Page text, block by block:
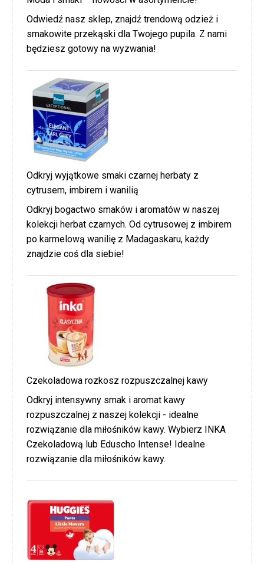
Odwiedź nasz sklep, znajdź trendową odzież i
smakowite przekąski dla Twojego pupila. Z nami
będziesz gotowy na wyzwania!
Odkryj wyjątkowe smaki czarnej herbaty z
cytrusem, imbirem i wanilią
Odkryj bogactwo smaków i aromatów w naszej
kolekcji herbat czarnych. Od cytrusowej z imbirem
po karmelową wanilię z Madagaskaru, każdy
znajdzie coś dla siebie!
Czekoladowa rozkosz rozpuszczalnej kawy
Odkryj intensywny smak i aromat kawy
rozpuszczalnej z naszej kolekcji - idealne
rozwiązanie dla miłośników kawy. Wybierz INKA
Czekoladową lub Eduscho Intense! Idealne
rozwiązanie dla miłośników kawy.